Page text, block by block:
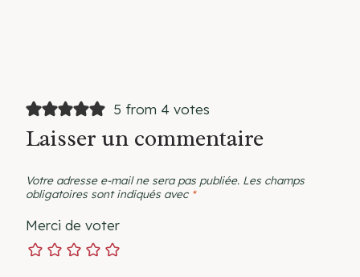
5 from 4 votes
Laisser un commentaire
Votre adresse e-mail ne sera pas publiée. Les champs
obligatoires sont indiqués avec *
Merci de voter